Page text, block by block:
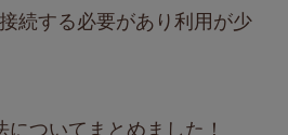
続する必要があり利用が少
ついてまとめました！